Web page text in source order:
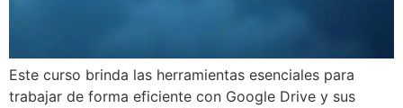
Este curso brinda las herramientas esenciales para
trabajar de forma eficiente con Google Drive y sus